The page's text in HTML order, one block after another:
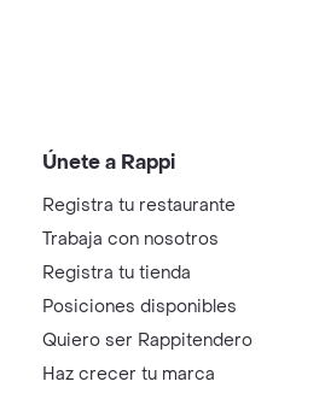
Únete a Rappi
Registra tu restaurante
Trabaja con nosotros
Registra tu tienda
Posiciones disponibles
Quiero ser Rappitendero
Haz crecer tu marca